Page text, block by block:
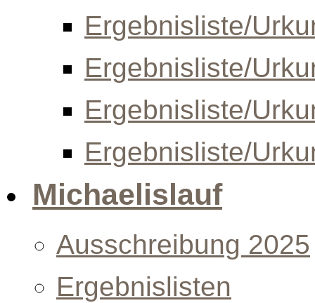
Ergebnisliste/
Ergebnisliste/
Ergebnisliste/
Ergebnisliste/
Michaelislauf
Ausschreibung 2025
Ergebnislisten